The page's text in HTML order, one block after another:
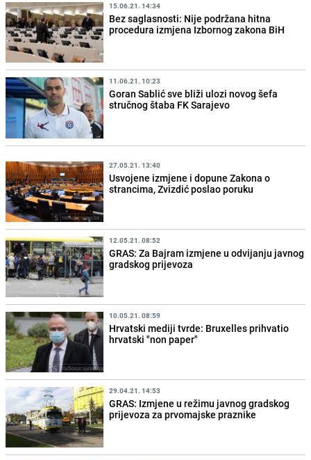
15.06.21. 14:34
Bez saglasnosti: Nije podržana hitna
procedura izmjena Izbornog zakona BiH
11.06.21. 10:23
Goran Sablić sve bliži ulozi novog šefa
stručnog štaba FK Sarajevo
27.05.21. 13:40
Usvojene izmjene i dopune Zakona o
strancima, Zvizdić poslao poruku
12.05.21. 08:52
GRAS: Za Bajram izmjene u odvijanju javnog
gradskog prijevoza
10.05.21. 08:59
Hrvatski mediji tvrde: Bruxelles prihvatio
hrvatski "non paper"
29.04.21. 14:53
GRAS: Izmjene u režimu javnog gradskog
prijevoza za prvomajske praznike